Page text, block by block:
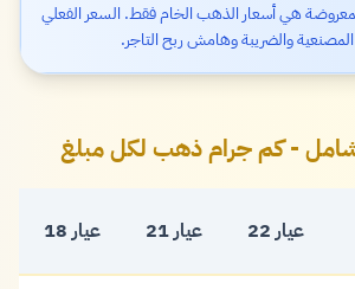
هي أسعار الذهب الخام فقط. السعر الفعلي
والضريبة وهامش ربح التاجر.
- كم جرام ذهب لكل مبلغ
عيار 22 عيار 21 عيار 18